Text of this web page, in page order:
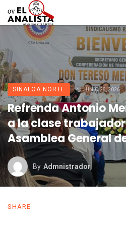
SINALOA NORTE JUNIO 28, 2026
Refrenda Antonio
a la clase
Asamblea General
By Admnistrador
SHARE